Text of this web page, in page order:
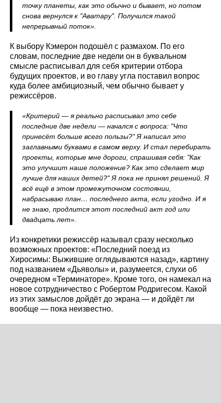
точку планеты, как это обычно и бывает, но потом
снова вернулся к "Аватару". Получился такой
непрерывный поток».
К выбору Кэмерон подошёл с размахом. По его
словам, последние две недели он в буквальном
смысле расписывал для себя критерии отбора
будущих проектов, и во главу угла поставил вопрос
куда более амбициозный, чем обычно бывает у
режиссёров.
«Критерий — я реально расписывал это себе
последние две недели — начался с вопроса: "Что
принесёт больше всего пользы?" Я написал это
заглавными буквами в самом верху. И стал перебирать
проекты, которые мне дороги, спрашивая себя: "Как
это улучшит наше положение? Как это сделает мир
лучше для наших детей?" Я пока не принял решений. Я
всё ещё в этом промежуточном состоянии,
набрасываю план… последнего акта, если угодно. И я
не знаю, продлится этот последний акт год или
двадцать лет».
Из конкретики режиссёр называл сразу несколько
возможных проектов: «Последний поезд из
Хиросимы: Выжившие оглядываются назад», картину
под названием «Дьяволы» и, разумеется, слухи об
очередном «Терминаторе». Кроме того, он намекал на
новое сотрудничество с Робертом Родригесом. Какой
из этих замыслов дойдёт до экрана — и дойдёт ли
вообще — пока неизвестно.